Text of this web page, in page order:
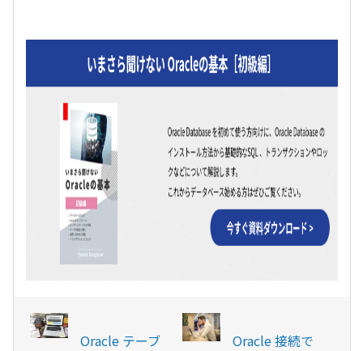
Oracle テーブ
Oracle 接続で